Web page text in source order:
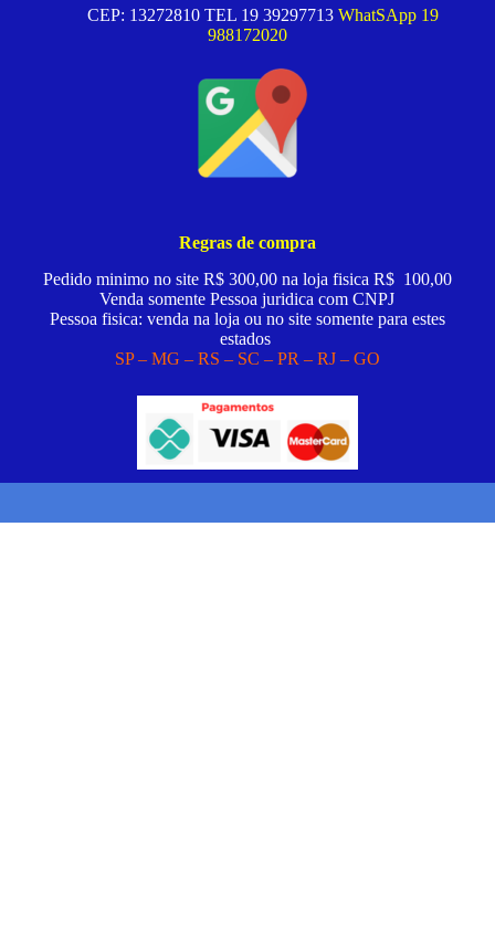
CEP: 13272810 TEL 19 39297713 WhatSApp 19
988172020
Regras de compra
Pedido minimo no site R$ 300,00 na loja fisica R$ 100,00
Venda somente Pessoa juridica com CNPJ
Pessoa fisica: venda na loja ou no site somente para estes
estados
SP – MG – RS – SC – PR – RJ – GO